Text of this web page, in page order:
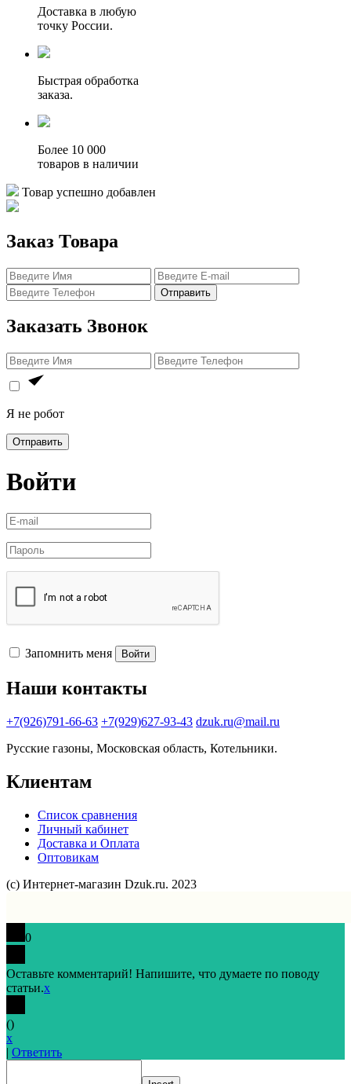
Доставка в любую
точку России.
Быстрая обработка
заказа.
Более 10 000
товаров в наличии
Товар успешно добавлен
Заказ Товара
Отправить
Заказать Звонок
Я не робот
Отправить
Войти
Запомнить меня Войти
Наши контакты
+7(926)791-66-63 +7(929)627-93-43 dzuk.ru@mail.ru
Русские газоны, Московская область, Котельники.
Клиентам
Список сравнения
Личный кабинет
Доставка и Оплата
Оптовикам
(с) Интернет-магазин Dzuk.ru. 2023
0
Оставьте комментарий! Напишите, что думаете по поводу
статьи.x
()
x
| Ответить